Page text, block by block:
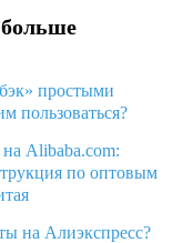
простыми
пользоваться?
на Alibaba.com:
по оптовым
на Алиэкспресс?